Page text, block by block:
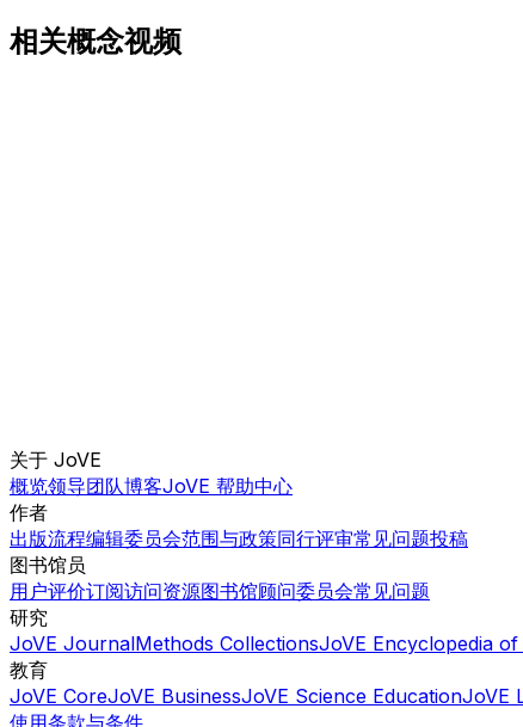
相关概念视频
关于 JoVE
概览领导团队博客JoVE 帮助中心
作者
出版流程编辑委员会范围与政策同行评审常见问题投稿
图书馆员
用户评价订阅访问资源图书馆顾问委员会常见问题
研究
JoVE JournalMethods CollectionsJoVE Encyclopedia
教育
JoVE CoreJoVE BusinessJoVE Science EducationJoVE
使用条款与条件